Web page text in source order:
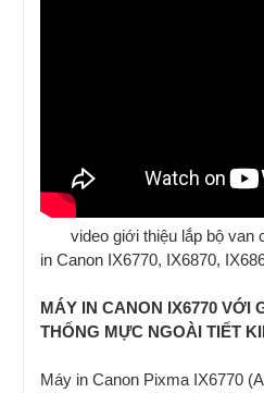
video giới thiệu lắp bộ van
in Canon IX6770, IX6870,
MÁY IN CANON IX6770 VỚI
THỐNG MỰC NGOÀI TIẾT
Máy in Canon Pixma IX6770